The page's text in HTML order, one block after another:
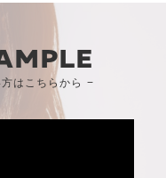
はこちらから −